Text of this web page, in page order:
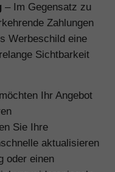
– Im Gegensatz zu
Zahlungen
Werbeschild eine
Sichtbarkeit
Ihr Angebot
Sie Ihre
aktualisieren
oder einen